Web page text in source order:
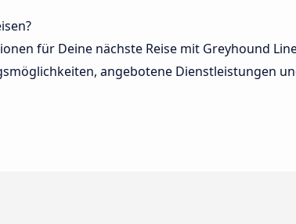
für Deine nächste Reise mit Greyhound
angebotene Dienstleistungen